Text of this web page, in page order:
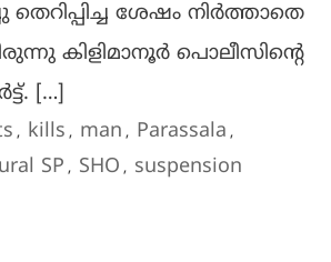
തെറിപ്പിച്ച ശേഷം നിര്‍ത്താതെ
കിളിമാനൂര്‍ പൊലീസിന്റെ
[…]
, kills , man , Parassala ,
SP , SHO , suspension